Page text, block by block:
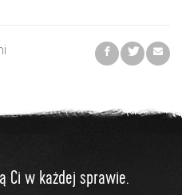
Ci w każdej sprawie.